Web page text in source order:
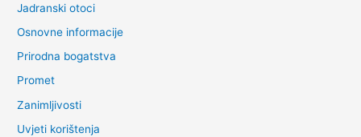
Jadranski otoci
Osnovne informacije
Prirodna bogatstva
Promet
Zanimljivosti
Uvjeti korištenja